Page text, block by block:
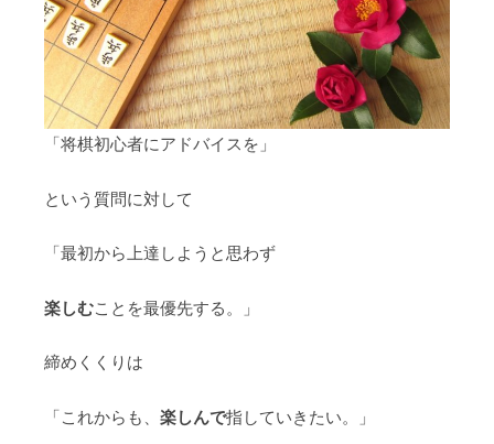
「将棋初心者にアドバイスを」
という質問に対して
「最初から上達しようと思わず
楽しむことを最優先する。」
締めくくりは
「これからも、 楽しんで指していきたい。」